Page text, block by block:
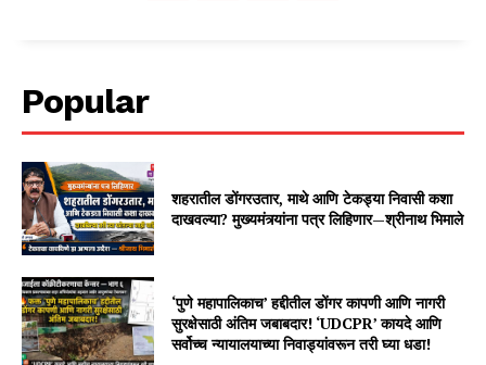
Popular
शहरातील डोंगरउतार, माथे आणि टेकड्या निवासी कशा
दाखवल्या? मुख्यमंत्र्यांना पत्र लिहिणार—श्रीनाथ भिमाले
‘पुणे महापालिकाच’ हद्दीतील डोंगर कापणी आणि नागरी
सुरक्षेसाठी अंतिम जबाबदार! ‘UDCPR’ कायदे आणि
सर्वोच्च न्यायालयाच्या निवाड्यांवरून तरी घ्या धडा!